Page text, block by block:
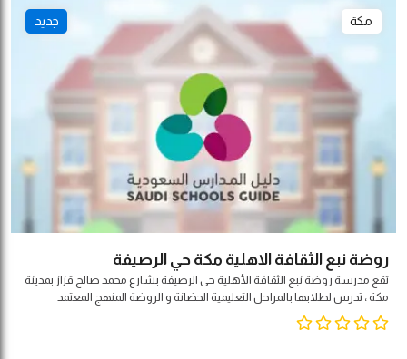
مكة جديد
روضة نبع الثقافة الاهلية مكة حي الرصيفة
تقع مدرسة روضة نبع الثقافة الأهلية حى الرصيفة بشارع محمد صالح قزاز بمدينة
مكة ، تدرس لطلابها بالمراحل التعليمية الحضانة و الروضة المنهج المعتمد
للمدرسه لا منهجية محددة